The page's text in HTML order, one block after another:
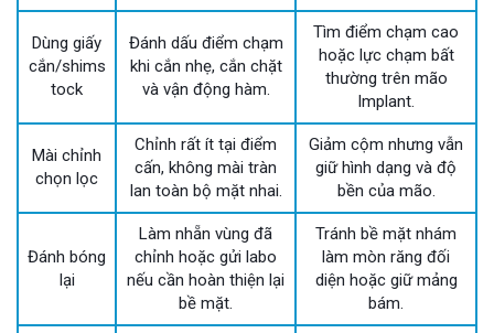
Dùng giấy
cắn/shims
tock
Đánh dấu điểm chạm
khi cắn nhẹ, cắn chặt
và vận động hàm.
Tìm điểm chạm cao
hoặc lực chạm bất
thường trên mão
Implant.
Mài chỉnh
chọn lọc
Chỉnh rất ít tại điểm
cấn, không mài tràn
lan toàn bộ mặt nhai.
Giảm cộm nhưng vẫn
giữ hình dạng và độ
bền của mão.
Đánh bóng
lại
Làm nhẵn vùng đã
chỉnh hoặc gửi labo
nếu cần hoàn thiện lại
bề mặt.
Tránh bề mặt nhám
làm mòn răng đối
diện hoặc giữ mảng
bám.